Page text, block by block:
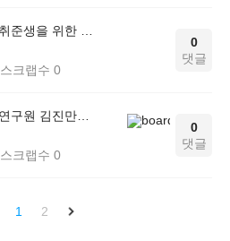
스크랩수 0
0
댓글
스크랩수 0
0
댓글
1 2